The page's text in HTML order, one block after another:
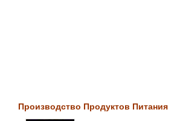
Производство Продуктов Питания